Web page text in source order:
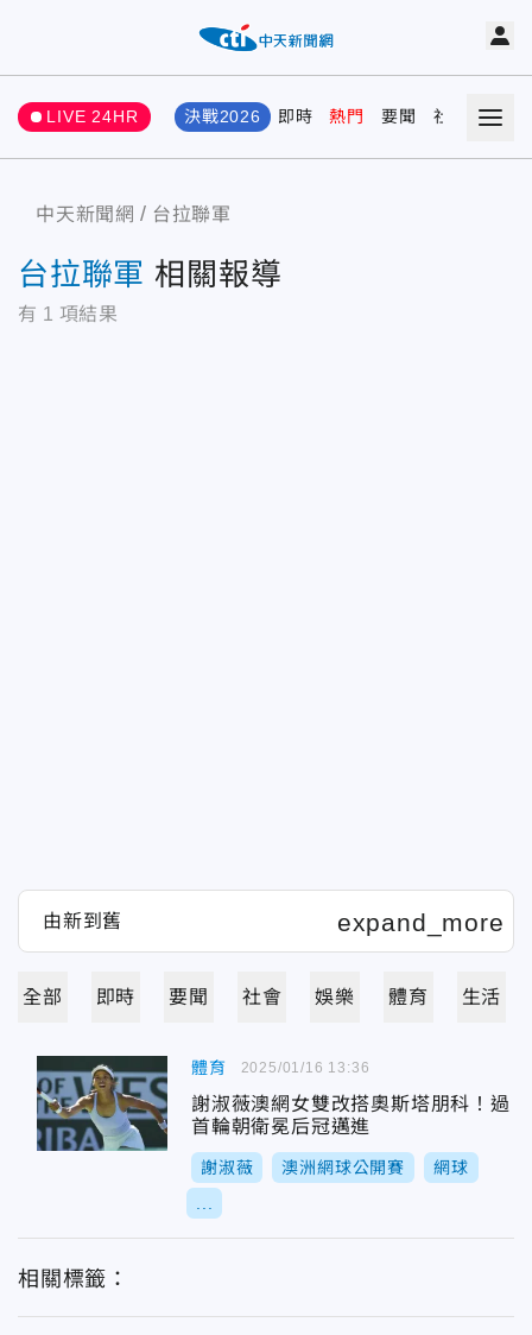
LIVE 24HR 決戰2026 即時 熱門 要聞 社會 娛樂
中天新聞網 台拉聯軍
台拉聯軍 相關報導
有 1 項結果
全部 即時 要聞 社會 娛樂 體育 生活
體育
謝淑薇澳網女雙改搭奧斯塔朋科！過
首輪朝衛冕后冠邁進
謝淑薇 澳洲網球公開賽 網球
2025/01/16 13:36
相關標籤：